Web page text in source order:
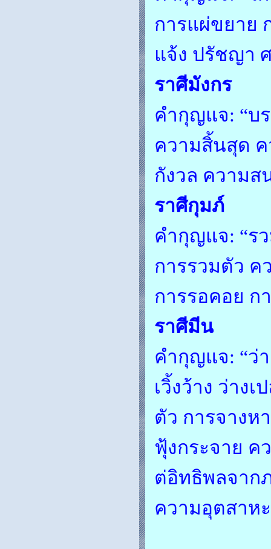
การแผ่ขยาย
แจ้ง ปรัชญา
ราศีมังกร
คำกุญแจ: “บร
ความสิ้นสุด ค
กังวล ความ
ราศีกุมภ์
คำกุญแจ: “ร
การรวมตัว ค
การรอคอย ก
ราศีมีน
คำกุญแจ: “ว่า
เวิ้งว้าง ว่าง
ตัว การจางห
ฟุ้งกระจาย ค
ต่อิทธิพลจาก
ความอุตสาห